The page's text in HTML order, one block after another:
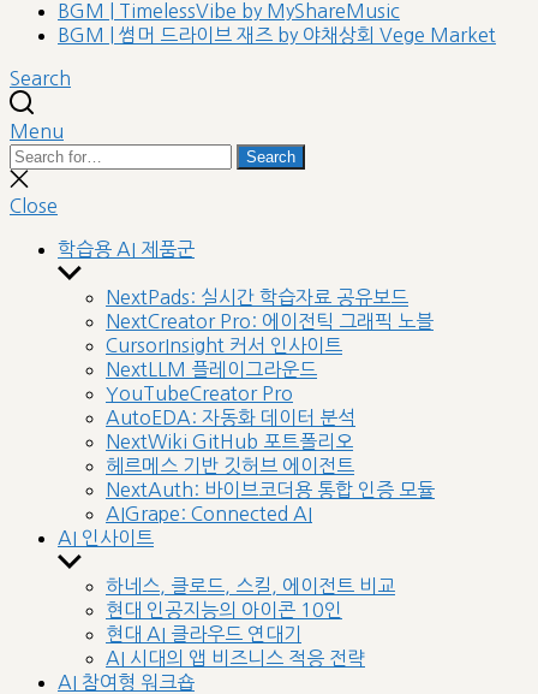
BGM | TimelessVibe by MyShareMusic
BGM | 썸머 드라이브 재즈 by 야채상회 Vege Market
Search
Menu
Search
for:
Search
Close
search
Close
학습용 AI 제품군
Show
sub
menu
NextPads: 실시간 학습자료 공유보드
NextCreator Pro: 에이전틱 그래픽 노블
CursorInsight 커서 인사이트
NextLLM 플레이그라운드
YouTubeCreator Pro
AutoEDA: 자동화 데이터 분석
NextWiki GitHub 포트폴리오
헤르메스 기반 깃허브 에이전트
NextAuth: 바이브코더용 통합 인증 모듈
AIGrape: Connected AI
AI 인사이트
Show
sub
menu
하네스, 클로드, 스킬, 에이전트 비교
현대 인공지능의 아이콘 10인
현대 AI 클라우드 연대기
AI 시대의 앱 비즈니스 적응 전략
AI 참여형 워크숍